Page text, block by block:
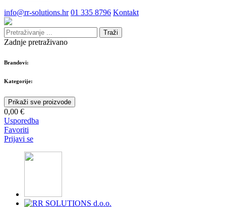
info@rr-solutions.hr 01 335 8796 Kontakt
Traži
Zadnje pretraživano
Brandovi:
Kategorije:
Prikaži sve proizvode
0,00 €
Usporedba
Favoriti
Prijavi se